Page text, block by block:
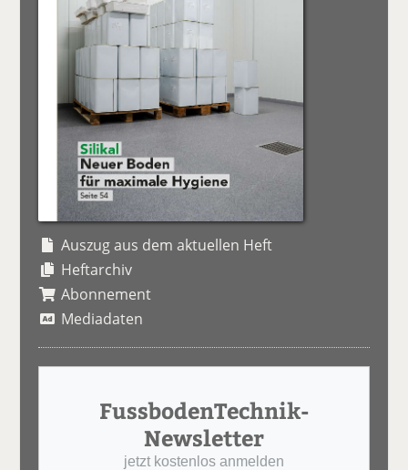
Auszug aus dem aktuellen Heft
Heftarchiv
Abonnement
Mediadaten
FussbodenTechnik-
Newsletter
jetzt kostenlos anmelden